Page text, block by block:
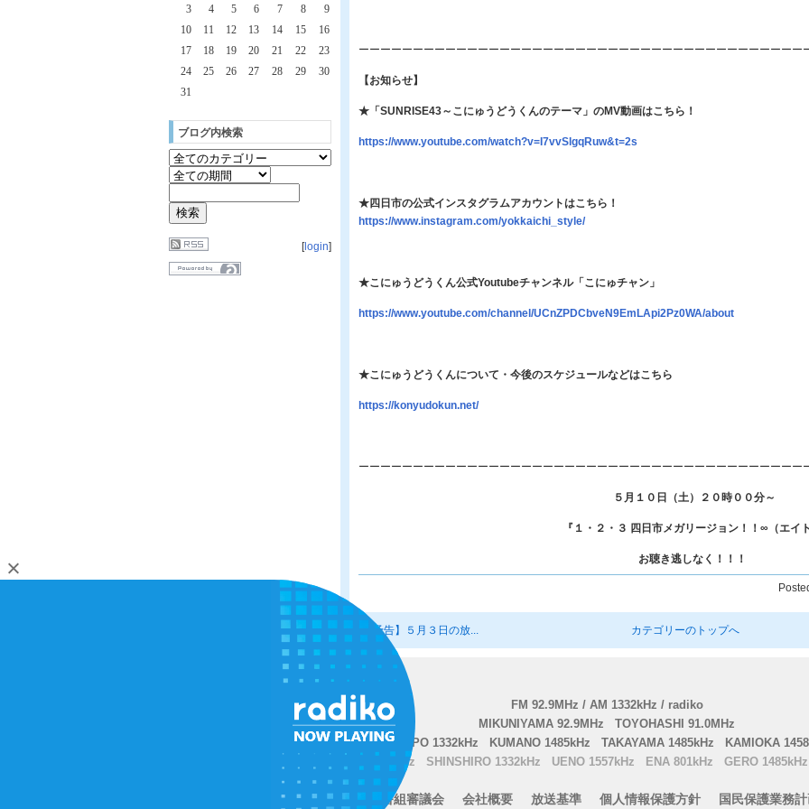
3 4 5 6 7 8
9
10
11 12 13 14 15
16
17
18 19 20 21 22
23
24
25 26 27 28 29
30
31
ブログ内検索
[login]
ーーーーーーーーーーーーーーーーーーーーーーーーーーーーーーーーーーーーーーーーー
【お知らせ】
★「SUNRISE43～こにゅうどうくんのテーマ」のMV動画はこちら！
https://www.youtube.com/watch?v=I7vvSlgqRuw&t=2s
★四日市の公式インスタグラムアカウントはこちら！
​​​​​​https://www.instagram.com/yokkaichi_style/
★こにゅうどうくん公式Youtubeチャンネル「こにゅチャン」
https://www.youtube.com/channel/UCnZPDCbveN9EmLApi2Pz0WA/about
★こにゅうどうくんについて・今後のスケジュールなどはこちら
https://konyudokun.net/
ーーーーーーーーーーーーーーーーーーーーーーーーーーーーーーーーーーーーーーーーー
５月１０日（土）２０時００分～
『１・２・３ 四日市メガリージョン！！∞（エイ
お聴き逃しなく！！！
<<【予告】５月３日の放... カテゴリーのトップへ
FM 92.9MHz / AM 1332kHz / radiko
MIKUNIYAMA 92.9MHz
TOYOHASHI 91.0MHz
SHIPPO 1332kHz
KUMANO 1485kHz TAKAYAMA 1485kHz
KAMIOKA
（TOYOHASHI 864kHz
SHINSHIRO 1332kHz UENO 1557kHz ENA 801kHz GERO 1485kHz
著作権 番組審議会 会社概要 放送基準 個人情報保護方針 国民保護業務